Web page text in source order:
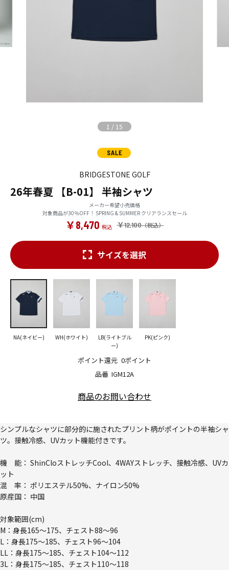
1 / 15
BRIDGESTONE GOLF
26年春夏 【B-01】 半袖シャツ
メーカー希望小売価格
対象商品が30％OFF！ SPRING & SUMMER クリアランスセール
￥12,100
￥8,470
品番 IGM12A
ポイント還元 0ポイント
サイズを選択
NA(ネイビー) WH(ホワイト)
LB(ライトブル
ー)
PK(ピンク)
商品のお問い合わせ
シンプルなシャツに部分的に施されたプリント柄がポイントの半袖シャ
ツ。接触冷感、UVカット機能付きです。
機 能： ShinCloストレッチCool、4WAYストレッチ、接触冷感、UVカ
ット
混 率： ポリエステル50%、ナイロン50%
原産国： 中国
対象範囲(cm)
M：身長165～175、チェスト88～96
L：身長175～185、チェスト96～104
LL：身長175～185、チェスト104～112
3L：身長175～185、チェスト110～118